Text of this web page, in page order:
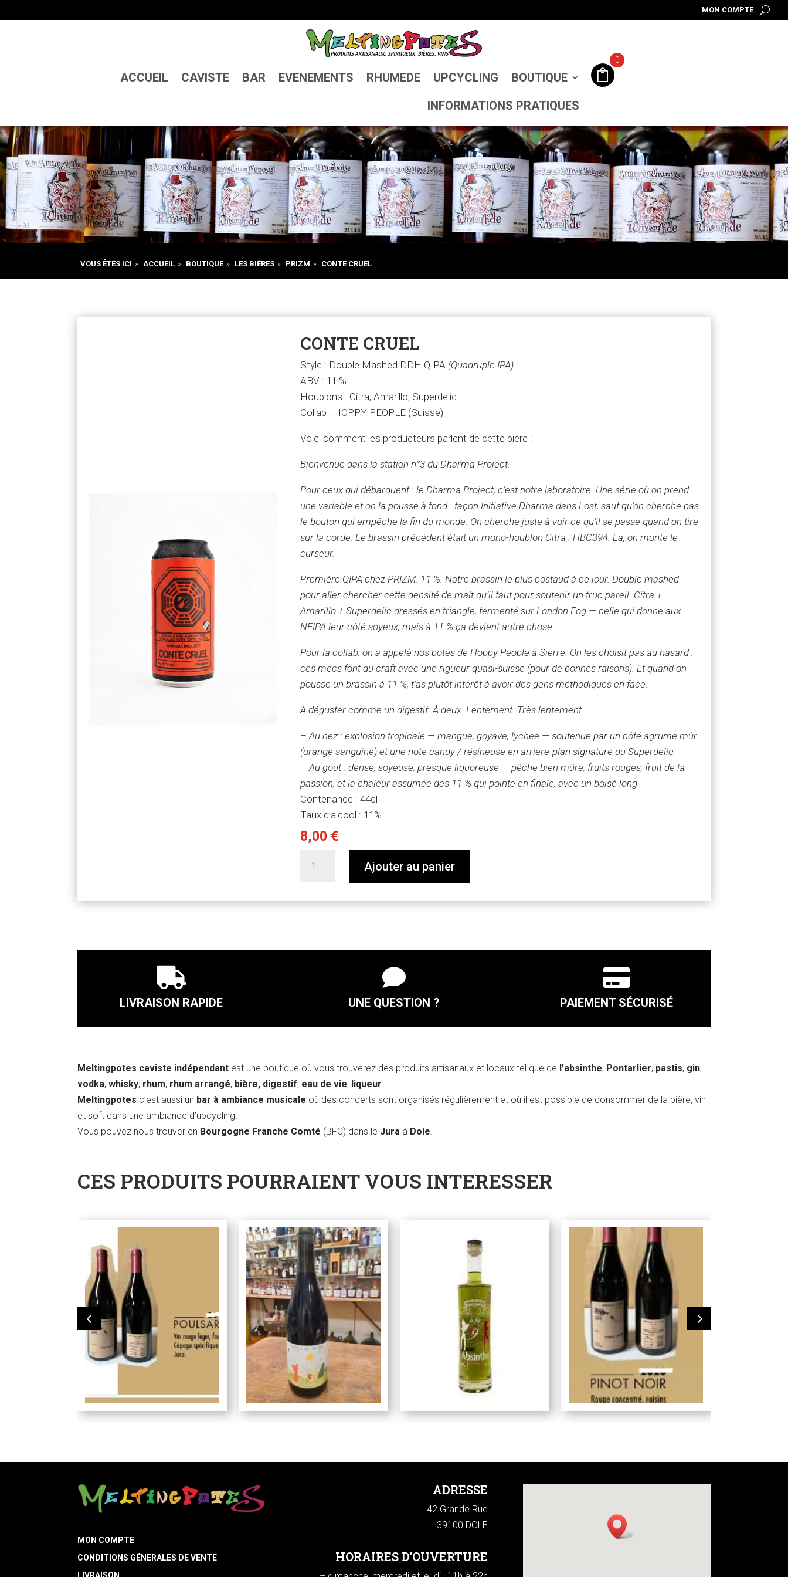
MON COMPTE
ACCUEIL CAVISTE BAR EVENEMENTS RHUMEDE UPCYCLING
BOUTIQUE
INFORMATIONS PRATIQUES
0
VOUS ÊTES ICI » ACCUEIL » BOUTIQUE » LES BIÈRES » PRIZM » CONTE CRUEL
CONTE CRUEL
Style : Double Mashed DDH QIPA (Quadruple IPA)
ABV : 11 %
Houblons : Citra, Amarillo, Superdelic
Collab : HOPPY PEOPLE (Suisse)
Voici comment les producteurs parlent de cette bière :
Bienvenue dans la station n°3 du Dharma Project.
Pour ceux qui débarquent : le Dharma Project, c’est notre laboratoire. Une série où on prend
une variable et on la pousse à fond : façon Initiative Dharma dans Lost, sauf qu’on cherche pas
le bouton qui empêche la fin du monde. On cherche juste à voir ce qu’il se passe quand on tire
sur la corde. Le brassin précédent était un mono-houblon Citra : HBC394. Là, on monte le
curseur.
Première QIPA chez PRIZM. 11 %. Notre brassin le plus costaud à ce jour. Double mashed
pour aller chercher cette densité de malt qu’il faut pour soutenir un truc pareil. Citra +
Amarillo + Superdelic dressés en triangle, fermenté sur London Fog — celle qui donne aux
NEIPA leur côté soyeux, mais à 11 % ça devient autre chose.
Pour la collab, on a appelé nos potes de Hoppy People à Sierre. On les choisit pas au hasard :
ces mecs font du craft avec une rigueur quasi-suisse (pour de bonnes raisons). Et quand on
pousse un brassin à 11 %, t’as plutôt intérêt à avoir des gens méthodiques en face.
À déguster comme un digestif. À deux. Lentement. Très lentement.
– Au nez : explosion tropicale — mangue, goyave, lychee — soutenue par un côté agrume mûr
(orange sanguine) et une note candy / résineuse en arrière-plan signature du Superdelic
– Au gout : dense, soyeuse, presque liquoreuse — pêche bien mûre, fruits rouges, fruit de la
passion, et la chaleur assumée des 11 % qui pointe en finale, avec un boisé long
Contenance : 44cl
Taux d’alcool : 11%
8,00 €
Cruel
Ajouter au panier

LIVRAISON RAPIDE

UNE QUESTION ?

PAIEMENT SÉCURISÉ
Meltingpotes caviste indépendant est une boutique où vous trouverez des produits artisanaux et locaux tel que de l’absinthe, Pontarlier, pastis, gin,
vodka, whisky, rhum, rhum arrangé, bière, digestif, eau de vie, liqueur…
Meltingpotes c’est aussi un bar à ambiance musicale où des concerts sont organisés régulièrement et où il est possible de consommer de la bière, vin
et soft dans une ambiance d’upcycling.
Vous pouvez nous trouver en Bourgogne Franche Comté (BFC) dans le Jura à Dole.
CES PRODUITS POURRAIENT VOUS INTERESSER
MON COMPTE
CONDITIONS GÉNERALES DE VENTE
ADRESSE
42 Grande Rue
39100 DOLE
HORAIRES D’OUVERTURE